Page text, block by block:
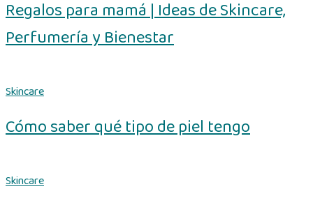
Regalos para mamá | Ideas de Skincare,
Perfumería y Bienestar
Skincare
Cómo saber qué tipo de piel tengo
Skincare